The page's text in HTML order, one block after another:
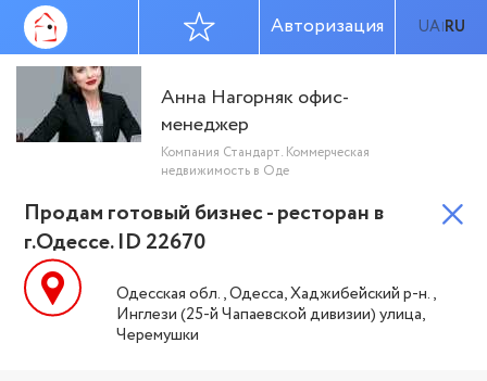
UA|RU
Авторизация
Анна Нагорняк офис-
менеджер
Компания Стандарт. Коммерческая
недвижимость в Оде
Продам готовый бизнес - ресторан в
г.Одессе. ID 22670
Одесская обл., Одесса, Хаджибейский р-н.,
Инглези (25-й Чапаевской дивизии) улица,
Черемушки